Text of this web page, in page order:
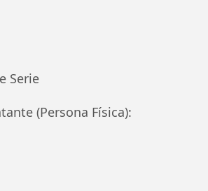
Serie
(Persona Física):